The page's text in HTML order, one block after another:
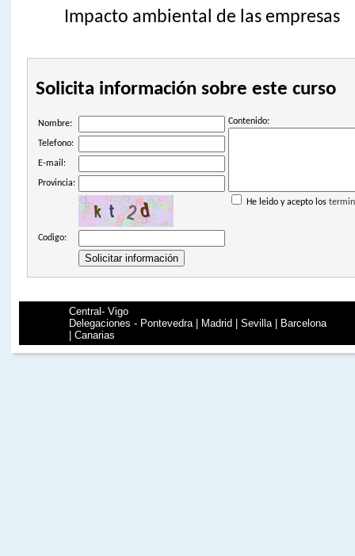
Impacto ambiental de las empresas
Solicita información sobre este curso
Nombre: Contenido:
He leido y acepto los
Telefono:
E-mail:
Provincia:
Codigo:
Central- Vigo
Delegaciones - Pontevedra | Madrid | Sevilla | Barcelona
| Canarias